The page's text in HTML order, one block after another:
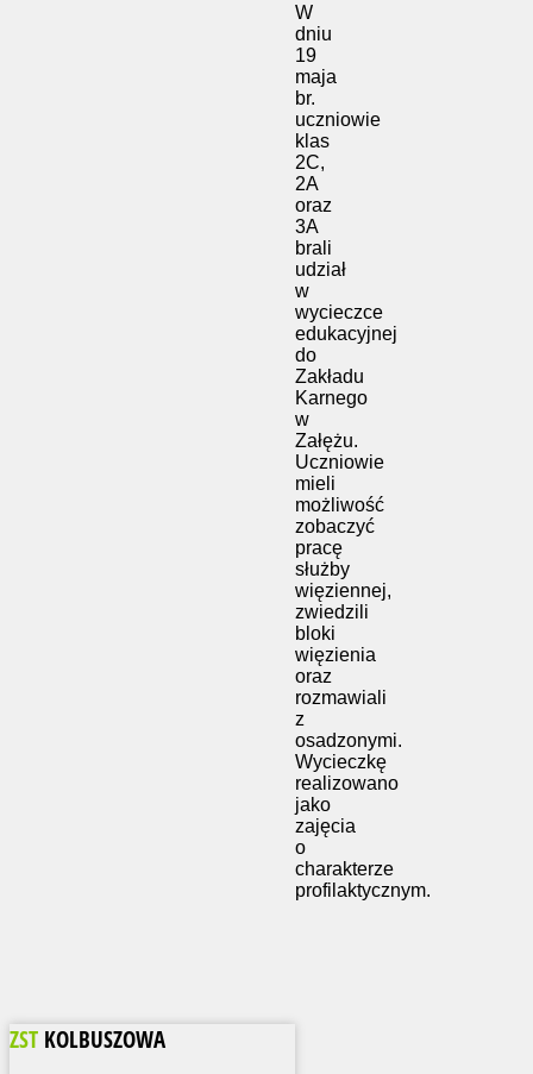
W
dniu
19
maja
br.
uczniowie
klas
2C,
2A
oraz
3A
brali
udział
w
wycieczce
edukacyjnej
do
Zakładu
Karnego
w
Załężu.
Uczniowie
mieli
możliwość
zobaczyć
pracę
służby
więziennej,
zwiedzili
bloki
więzienia
oraz
rozmawiali
z
osadzonymi.
Wycieczkę
realizowano
jako
zajęcia
o
charakterze
profilaktycznym.
ZST KOLBUSZOWA